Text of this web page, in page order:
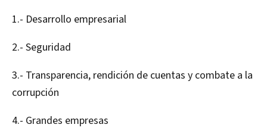
1.- Desarrollo empresarial
2.- Seguridad
3.- Transparencia, rendición de cuentas y combate a la
corrupción
4.- Grandes empresas